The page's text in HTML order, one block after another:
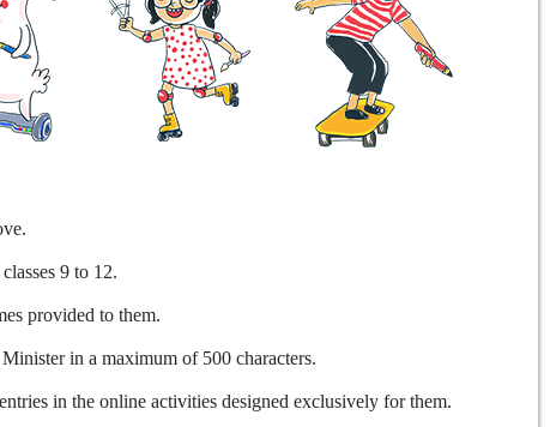
9 to 12.
provided to them.
in a maximum of 500 characters.
in the online activities designed exclusively for them.